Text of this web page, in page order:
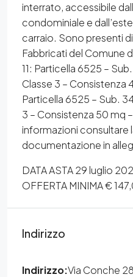
interrato, accessibile
condominiale e
carraio. Sono presenti
Fabbricati del Comune
11: Particella 6525 –
Classe 3 – Consistenza
Particella 6525 – Sub.
3 – Consistenza 50 mq
informazioni consultare
documentazione in
DATA ASTA 29 luglio
OFFERTA MINIMA €
Indirizzo
Indirizzo:Via Conche